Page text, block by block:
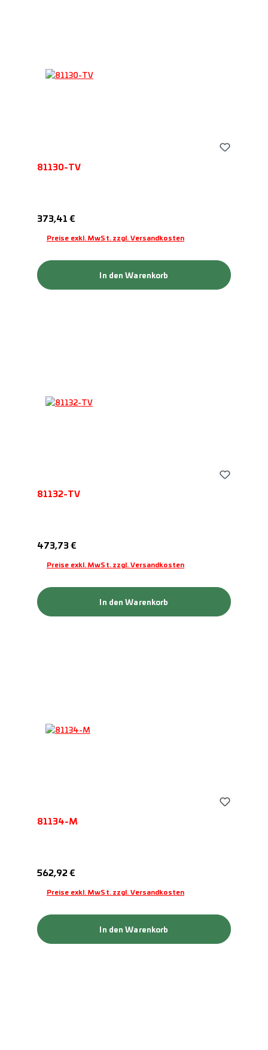
81130-TV
Regulärer Preis:
373,41 €
Preise exkl. MwSt. zzgl. Versandkosten
In den Warenkorb
81132-TV
Regulärer Preis:
473,73 €
Preise exkl. MwSt. zzgl. Versandkosten
In den Warenkorb
81134-M
Regulärer Preis:
562,92 €
Preise exkl. MwSt. zzgl. Versandkosten
In den Warenkorb